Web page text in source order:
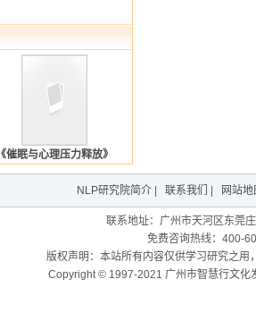
《催眠与心理压力释放》
NLP研究院简介 联系我们 网站地
联系地址：广州市天河区东莞
免费咨询热线：
版权声明：本站所有内容仅供学习研究之
Copyright © 1997-2021 广州市智慧行文